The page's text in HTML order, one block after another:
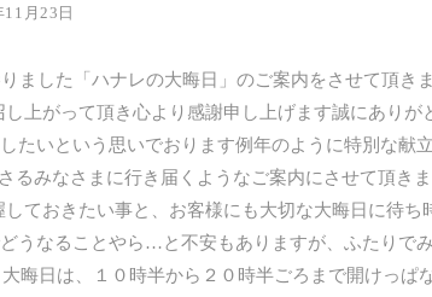
月23日
ました「ハナレの大晦日」のご案内をさせて頂き
上がって頂き心より感謝申し上げます誠にありが
たいという思いでおります例年のように特別な献
るみなさまに行き届くようなご案内にさせて頂き
ておきたい事と、お客様にも大切な大晦日に待ち
うなることやら…と不安もありますが、ふたりで
日は、１０時半から２０時半ごろまで開けっぱ